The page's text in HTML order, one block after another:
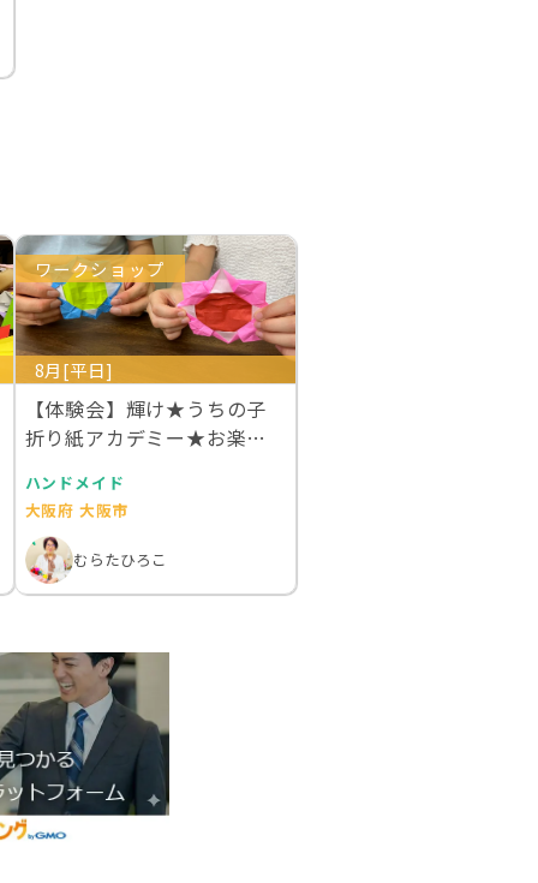
ワークショップ
8月[平日]
【体験会】輝け★うちの子
折り紙アカデミー★お楽し
ハンドメイド
大阪府 大阪市
むらたひろこ